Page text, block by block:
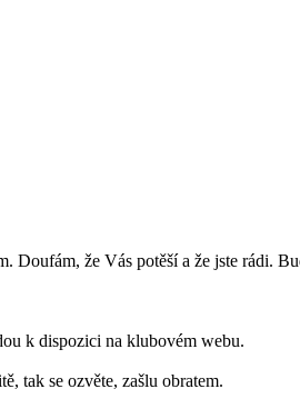
Doufám, že Vás potěší a že jste rádi.
k dispozici na klubovém webu.
tak se ozvěte, zašlu obratem.